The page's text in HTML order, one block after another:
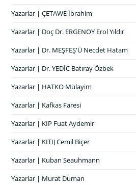
Yazarlar | ÇETAWE İbrahim
Yazarlar | Doç Dr. ERGENOY Erol Yıldır
Yazarlar | Dr. MEŞFEŞ'Ü Necdet Hatam
Yazarlar | Dr. YEDİC Batıray Özbek
Yazarlar | HATKO Mülayim
Yazarlar | Kafkas Faresi
Yazarlar | KIP Fuat Aydemir
Yazarlar | KITIJ Cemil Biçer
Yazarlar | Kuban Seauhmann
Yazarlar | Murat Duman